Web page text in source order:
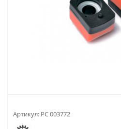
Артикул: РС 003772